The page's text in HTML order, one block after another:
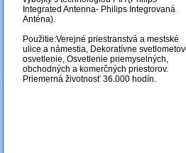
Integrated Antenna- Philips Integrovaná
Anténa).
Použitie:Verejné priestranstvá a mestské
ulice a námestia, Dekoratívne
osvetlenie, Osvetlenie priemyselných,
obchodných a komerčných priestorov.
Priemerná životnosť 36.000 hodín.